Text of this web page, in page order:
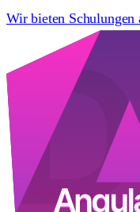
Wir bieten